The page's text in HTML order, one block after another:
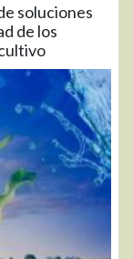
soluciones
de los